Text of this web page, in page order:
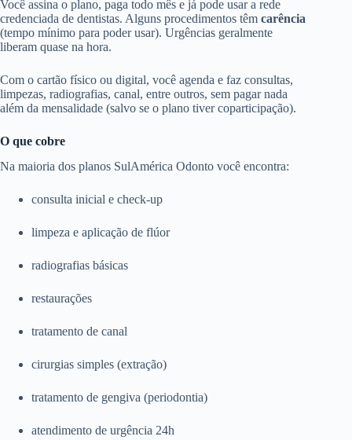
Você assina o plano, paga todo mês e já pode usar a rede
credenciada de dentistas. Alguns procedimentos têm carência
(tempo mínimo para poder usar). Urgências geralmente
liberam quase na hora.
Com o cartão físico ou digital, você agenda e faz consultas,
limpezas, radiografias, canal, entre outros, sem pagar nada
além da mensalidade (salvo se o plano tiver coparticipação).
O que cobre
Na maioria dos planos SulAmérica Odonto você encontra:
consulta inicial e check-up
limpeza e aplicação de flúor
radiografias básicas
restaurações
tratamento de canal
cirurgias simples (extração)
tratamento de gengiva (periodontia)
atendimento de urgência 24h